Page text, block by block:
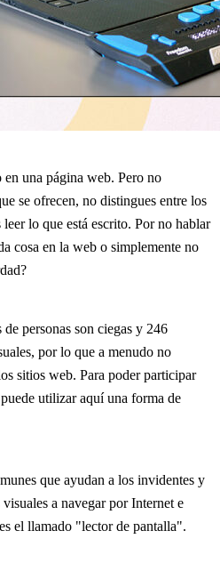
una página web. Pero no
se ofrecen, no distingues entre los
lo que está escrito. Por no hablar
cosa en la web o simplemente no
personas son ciegas y 246
por lo que a menudo no
sitios web. Para poder participar
utilizar aquí una forma de
que ayudan a los invidentes y
a navegar por Internet e
el llamado "lector de pantalla".